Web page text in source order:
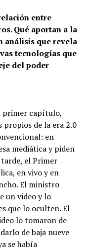
entre
Qué aportan a la
análisis que revela
tecnologías que
del poder
primer capítulo,
de la era 2.0
en
mediática y piden
tarde, el Primer
en vivo y en
El ministro
un video y lo
que lo oculten. El
lo tomaron de
de baja nueve
se había